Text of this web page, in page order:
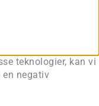
teknologier, kan vi
negativ